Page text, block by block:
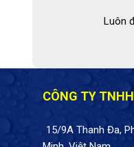
Luôn
CÔNG TY
15/9A Thanh Đa,